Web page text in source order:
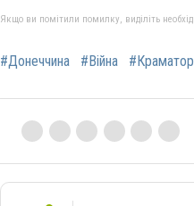
Якщо ви помітили помилку, виділіть
#Донеччина #Війна